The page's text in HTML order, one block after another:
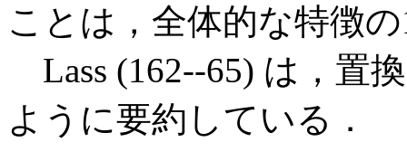
ことは，全体的な特徴
Lass (162--65) は，置
ように要約している．